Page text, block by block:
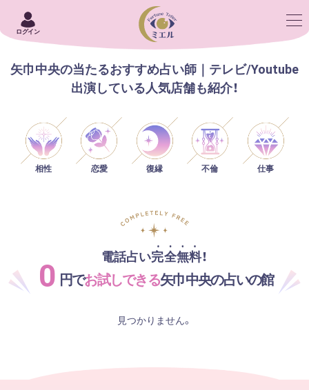
ログイン
矢巾中央の当たるおすすめ占い師｜テレビ/Youtube
出演している人気店舗も紹介！
相性 恋愛 復縁 不倫 仕事
電話占い完全無料！
0 円でお試しできる矢巾中央の占いの館
見つかりません。